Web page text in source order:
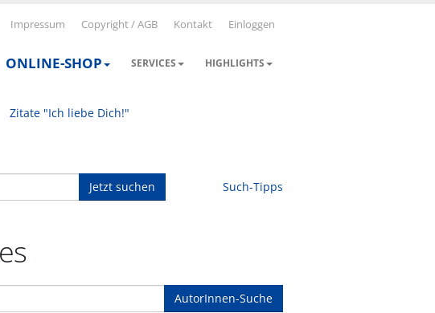
Impressum Copyright / AGB Kontakt Einloggen
ONLINE-SHOP SERVICES HIGHLIGHTS
Zitate "Ich liebe Dich!"
Jetzt suchen Such-Tipps
AutorInnen-Suche